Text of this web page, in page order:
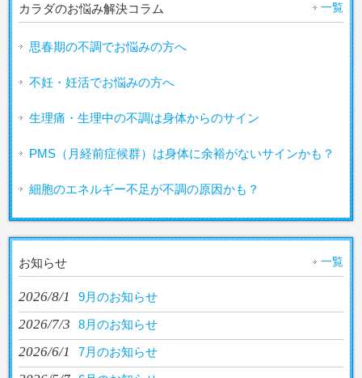
カラダのお悩み解決コラム 一覧
思春期の不調でお悩みの方へ
不妊・妊活でお悩みの方へ
生理痛・生理中の不調は身体からのサイン
PMS（月経前症候群）は身体に余裕がないサインかも？
細胞のエネルギー不足が不調の原因かも？
お知らせ 一覧
2026/8/1 9月のお知らせ
2026/7/3 8月のお知らせ
2026/6/1 7月のお知らせ